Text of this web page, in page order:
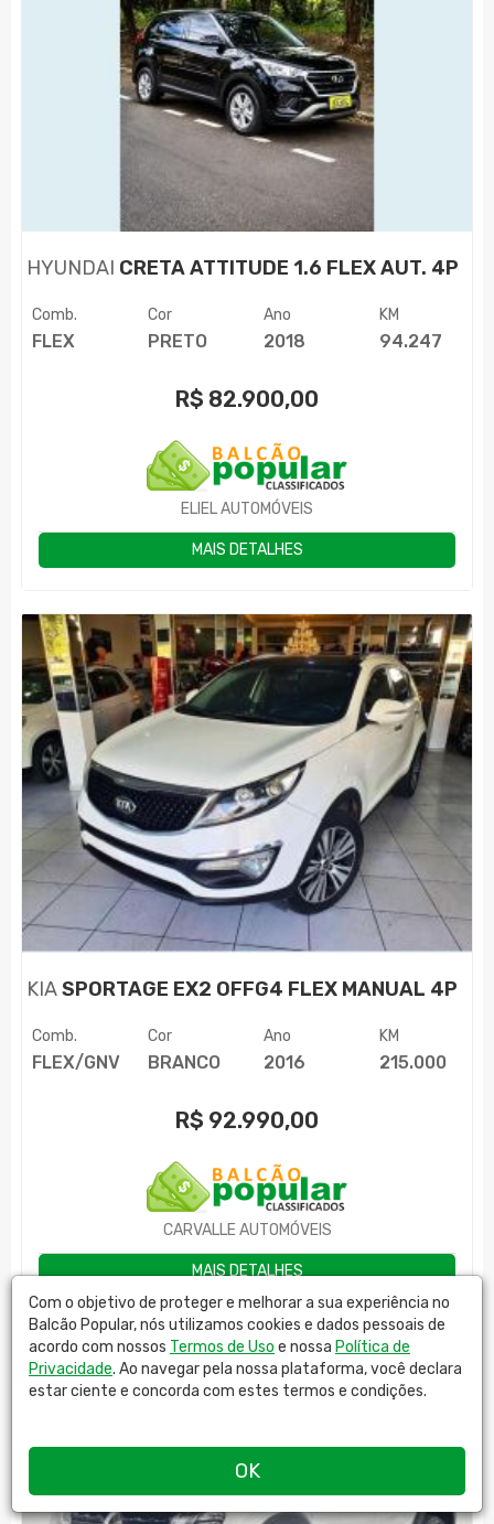
HYUNDAI CRETA ATTITUDE 1.6 FLEX AUT. 4P
Comb.
FLEX
Cor
PRETO
Ano
2018
KM
94.247
R$ 82.900,00
ELIEL AUTOMÓVEIS
MAIS DETALHES
KIASPORTAGE EX2 OFFG4 FLEX MANUAL 4P
Comb.
FLEX/GNV
Cor
BRANCO
Ano
2016
KM
215.000
R$ 92.990,00
CARVALLE AUTOMÓVEIS
MAIS DETALHES
Com o objetivo de proteger e melhorar a sua experiência no
Balcão Popular, nós utilizamos cookies e dados pessoais de
acordo com nossos Termos de Uso e nossa Política de
Privacidade. Ao navegar pela nossa plataforma, você declara
estar ciente e concorda com estes termos e condições.
OK